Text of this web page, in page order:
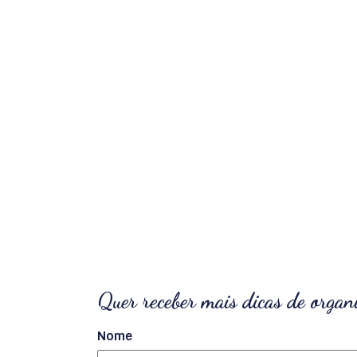
Quer receber mais dicas de
Nome